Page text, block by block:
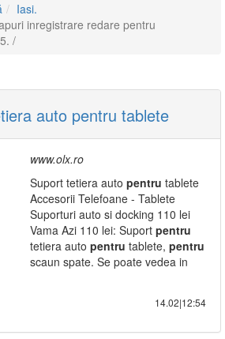
Iasi.
inregistrare redare pentru
/
auto pentru tablete
www.olx.ro
Suport tetiera auto pentru tablete
Accesorii Telefoane - Tablete
Suporturi auto si docking 110 lei
Vama Azi 110 lei: Suport pentru
tetiera auto pentru tablete, pentru
scaun spate. Se poate vedea in
14.02|12:54